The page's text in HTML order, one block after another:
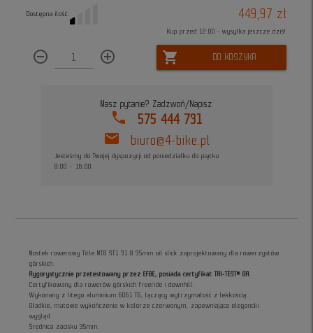
Dostępna ilość: 449,97 zł
Kup przed 12:00 - wysyłka jeszcze dziś!
remove_circle_outline add_circle_outline shopping_cart DO KOSZYKA
Masz pytanie? Zadzwoń/Napisz
phone 575 444 731
mail biuro@4-bike.pl
Jesteśmy do Twojej dyspozycji od poniedziałku do piątku
8:00 - 16:00
Mostek rowerowy Title MTB ST1 31.8 35mm oil slick zaprojektowany dla rowerzystów
górskich.
Rygorystycznie przetestowany przez EFBE, posiada certyfikat TRI-TEST® GR.
Certyfikowany dla rowerów górskich freeride i downhill.
Wykonany z litego aluminium 6061 T6, łączący wytrzymałość z lekkością.
Gładkie, matowe wykończenie w kolorze czerwonym, zapewniające elegancki
wygląd.
Średnica zacisku 35mm.